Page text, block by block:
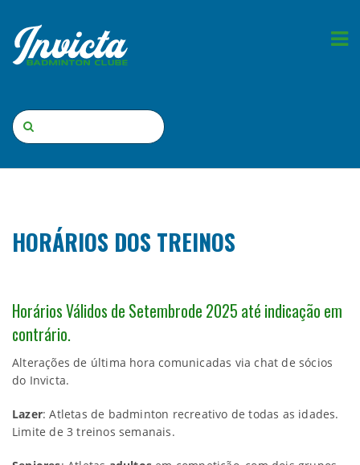
HORÁRIOS DOS TREINOS
Horários Válidos de Setembrode 2025 até indicação em
contrário.
Alterações de última hora comunicadas via chat de sócios
do Invicta.
Lazer: Atletas de badminton recreativo de todas as idades.
Limite de 3 treinos semanais.